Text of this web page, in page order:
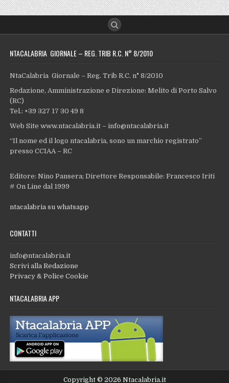
NTACALABRIA GIORNALE – REG. TRIB R.C. N° 8/2010
NtaCalabria Giornale – Reg. Trib R.C. n° 8/2010
Redazione, Amministrazione e Direzione: Melito di Porto Salvo
(RC)
Tel.: +39 327 17 30 49 8
Web Site www.ntacalabria.it – info@ntacalabria.it
“Il nome ed il logo ntacalabria, sono un marchio registrato”
presso CCIAA – RC
Editore: Nino Pansera; Direttore Responsabile: Francesco Iriti
# On Line dal 1999
ntacalabria su whatsapp
CONTATTI
info@ntacalabria.it
Scrivi alla Redazione
Privacy & Police Cookie
NTACALABRIA APP
Copyright © 2026 Ntacalabria.it